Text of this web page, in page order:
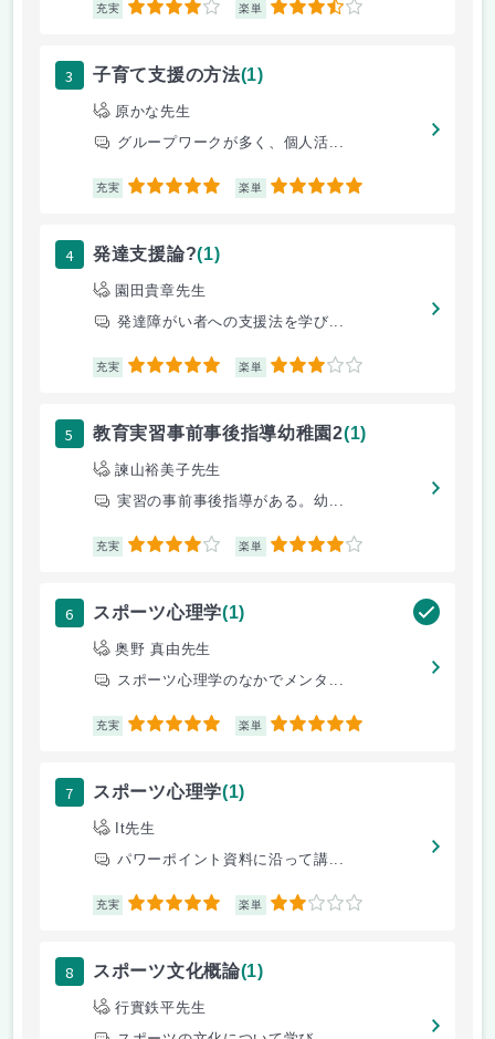
充実 4 楽単 3.5
3 子育て支援の方法(1)
原かな先生
グループワークが多く、個人活...
充実 5 楽単 5
4 発達支援論?(1)
園田貴章先生
発達障がい者への支援法を学び...
充実 5 楽単 3
5 教育実習事前事後指導幼稚園2(1)
諫山裕美子先生
実習の事前事後指導がある。幼...
充実 4 楽単 4
6 スポーツ心理学(1)
奥野 真由先生
スポーツ心理学のなかでメンタ...
充実 5 楽単 5
7 スポーツ心理学(1)
It先生
パワーポイント資料に沿って講...
充実 5 楽単 2
8 スポーツ文化概論(1)
行實鉄平先生